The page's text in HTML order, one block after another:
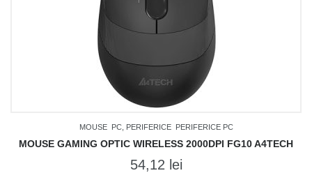
MOUSE PC, PERIFERICE PERIFERICE PC
MOUSE GAMING OPTIC WIRELESS 2000DPI FG10 A4TECH
54,12 lei